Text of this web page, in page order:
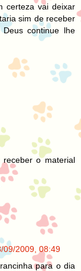
certeza vai deixar
sim de receber
continue lhe
o material
09/2009, 08:49
para o dia